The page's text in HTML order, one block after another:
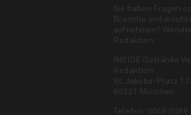
Sie haben Fragen
Branche und
aufnehmen?
Redaktion:
INSIDE Getränke
Redaktion
St. Jakobs-Platz 12
80331 München
Telefon: 0049 (0)89